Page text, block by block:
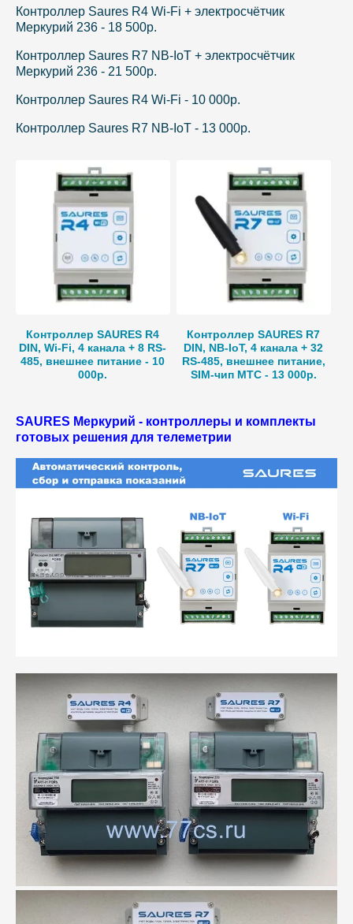
Контроллер Saures R4 Wi-Fi + электросчётчик
Меркурий 236 - 18 500р.
Контроллер Saures R7 NB-IoT + электросчётчик
Меркурий 236 - 21 500р.
Контроллер Saures R4 Wi-Fi - 10 000р.
Контроллер Saures R7 NB-IoT - 13 000р.
Контроллер SAURES R4
DIN, Wi-Fi, 4 канала + 8 RS-
485, внешнее питание - 10
000р.
Контроллер SAURES R7
DIN, NB-IoT, 4 канала + 32
RS-485, внешнее питание,
SIM-чип МТС - 13 000р.
SAURES Меркурий - контроллеры и комплекты
готовых решения для телеметрии